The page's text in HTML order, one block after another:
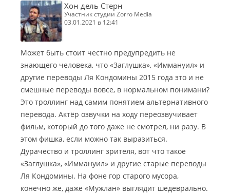
Хон дель Стерн
участник студии Zorro Media
03.01.2021 в 12:41
Может быть стоит честно предупредить не
знающего человека, что «Заглушка», «Иммануил» и
другие переводы Ля Кондомины 2015 года это и не
смешные переводы вовсе, в нормальном понимани?
Это троллинг над самим понятием альтернативного
перевода. Актёр озвучки на ходу переозвучивает
фильм, который до того даже не смотрел, ни разу. В
этом фишка, если можно так выразиться.
Дурачество и троллинг зрителя, вот что такое
«Заглушка», «Иммануил» и другие старые переводы
Ля Кондомины. На фоне гор старого мусора,
конечно же, даже «Мужлан» выглядит шедеврально.